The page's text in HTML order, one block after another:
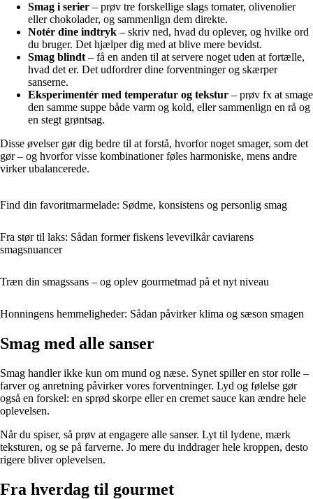
Smag i serier – prøv tre forskellige slags tomater, olivenolier
eller chokolader, og sammenlign dem direkte.
Notér dine indtryk – skriv ned, hvad du oplever, og hvilke ord
du bruger. Det hjælper dig med at blive mere bevidst.
Smag blindt – få en anden til at servere noget uden at fortælle,
hvad det er. Det udfordrer dine forventninger og skærper
sanserne.
Eksperimentér med temperatur og tekstur – prøv fx at smage
den samme suppe både varm og kold, eller sammenlign en rå og
en stegt grøntsag.
Disse øvelser gør dig bedre til at forstå, hvorfor noget smager, som det
gør – og hvorfor visse kombinationer føles harmoniske, mens andre
virker ubalancerede.
Find din favoritmarmelade: Sødme, konsistens og personlig smag
Fra stør til laks: Sådan former fiskens levevilkår caviarens
smagsnuancer
Træn din smagssans – og oplev gourmetmad på et nyt niveau
Honningens hemmeligheder: Sådan påvirker klima og sæson smagen
Smag med alle sanser
Smag handler ikke kun om mund og næse. Synet spiller en stor rolle –
farver og anretning påvirker vores forventninger. Lyd og følelse gør
også en forskel: en sprød skorpe eller en cremet sauce kan ændre hele
oplevelsen.
Når du spiser, så prøv at engagere alle sanser. Lyt til lydene, mærk
teksturen, og se på farverne. Jo mere du inddrager hele kroppen, desto
rigere bliver oplevelsen.
Fra hverdag til gourmet